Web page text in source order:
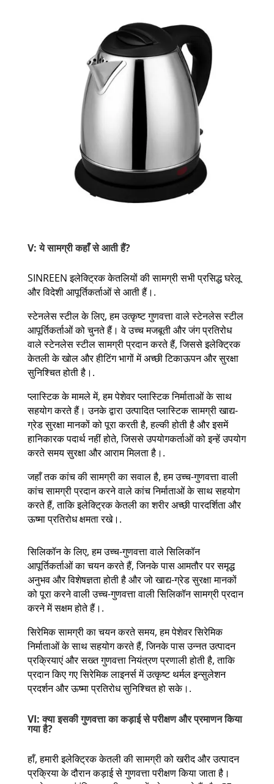
V: ये सामग्री कहाँ से आती हैं?
SINREEN इलेक्ट्रिक केतलियों की सामग्री सभी प्रसिद्ध घरेलू
और विदेशी आपूर्तिकर्ताओं से आती हैं।.
स्टेनलेस स्टील के लिए, हम उत्कृष्ट गुणवत्ता वाले स्टेनलेस स्टील
आपूर्तिकर्ताओं को चुनते हैं। वे उच्च मजबूती और जंग प्रतिरोध
वाले स्टेनलेस स्टील सामग्री प्रदान करते हैं, जिससे इलेक्ट्रिक
केतली के खोल और हीटिंग भागों में अच्छी टिकाऊपन और सुरक्षा
सुनिश्चित होती है।.
प्लास्टिक के मामले में, हम पेशेवर प्लास्टिक निर्माताओं के साथ
सहयोग करते हैं। उनके द्वारा उत्पादित प्लास्टिक सामग्री खाद्य-
ग्रेड सुरक्षा मानकों को पूरा करती है, हल्की होती है और इसमें
हानिकारक पदार्थ नहीं होते, जिससे उपयोगकर्ताओं को इन्हें उपयोग
करते समय सुरक्षा और आराम मिलता है।.
जहाँ तक कांच की सामग्री का सवाल है, हम उच्च-गुणवत्ता वाली
कांच सामग्री प्रदान करने वाले कांच निर्माताओं के साथ सहयोग
करते हैं, ताकि इलेक्ट्रिक केतली का शरीर अच्छी पारदर्शिता और
ऊष्मा प्रतिरोध क्षमता रखे।.
सिलिकॉन के लिए, हम उच्च-गुणवत्ता वाले सिलिकॉन
आपूर्तिकर्ताओं का चयन करते हैं, जिनके पास आमतौर पर समृद्ध
अनुभव और विशेषज्ञता होती है और जो खाद्य-ग्रेड सुरक्षा मानकों
को पूरा करने वाली उच्च-गुणवत्ता वाली सिलिकॉन सामग्री प्रदान
करने में सक्षम होते हैं।.
सिरेमिक सामग्री का चयन करते समय, हम पेशेवर सिरेमिक
निर्माताओं के साथ सहयोग करते हैं, जिनके पास उन्नत उत्पादन
प्रक्रियाएं और सख्त गुणवत्ता नियंत्रण प्रणाली होती है, ताकि
प्रदान किए गए सिरेमिक लाइनर्स में उत्कृष्ट थर्मल इन्सुलेशन
प्रदर्शन और ऊष्मा प्रतिरोध सुनिश्चित हो सके।.
VI: क्या इसकी गुणवत्ता का कड़ाई से परीक्षण और प्रमाणन किया
गया है?
हाँ, हमारी इलेक्ट्रिक केतली की सामग्री को खरीद और उत्पादन
प्रक्रिया के दौरान कड़ाई से गुणवत्ता परीक्षण किया जाता है।